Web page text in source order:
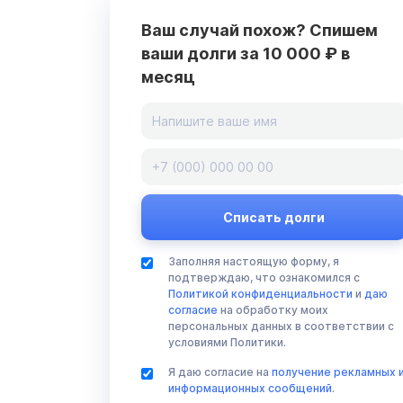
Ваш случай похож? Спишем
ваши долги за 10 000 ₽ в
месяц
Заполняя настоящую форму, я
подтверждаю, что ознакомился с
Политикой конфиденциальности и даю
согласие на обработку моих
персональных данных в соответствии с
условиями Политики.
Я даю согласие на получение рекламных
информационных сообщений.